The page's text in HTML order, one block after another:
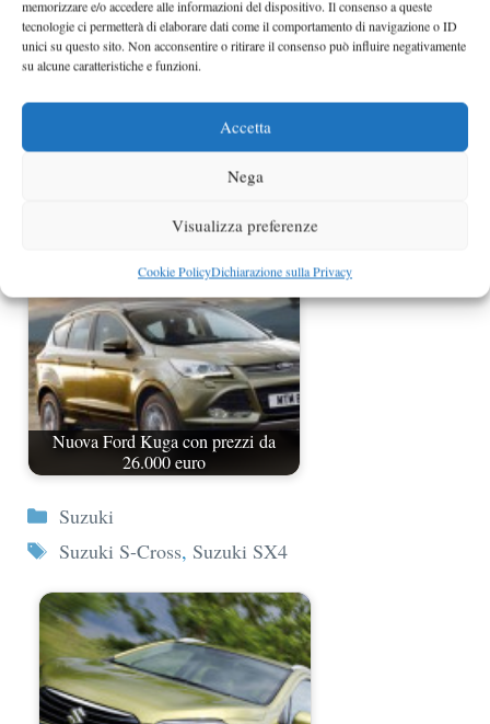
memorizzare e/o accedere alle informazioni del dispositivo. Il consenso a queste
tecnologie ci permetterà di elaborare dati come il comportamento di navigazione o ID
unici su questo sito. Non acconsentire o ritirare il consenso può influire negativamente
su alcune caratteristiche e funzioni.
Accetta
Nega
Visualizza preferenze
Cookie PolicyDichiarazione sulla Privacy
Suzuki Kizashi Sport in Italia con
prezzi da 27.800 euro
Nuova Ford Kuga con prezzi da
26.000 euro
Categorie
Suzuki
Tag
Suzuki S-Cross, Suzuki SX4